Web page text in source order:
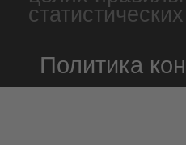
Политика